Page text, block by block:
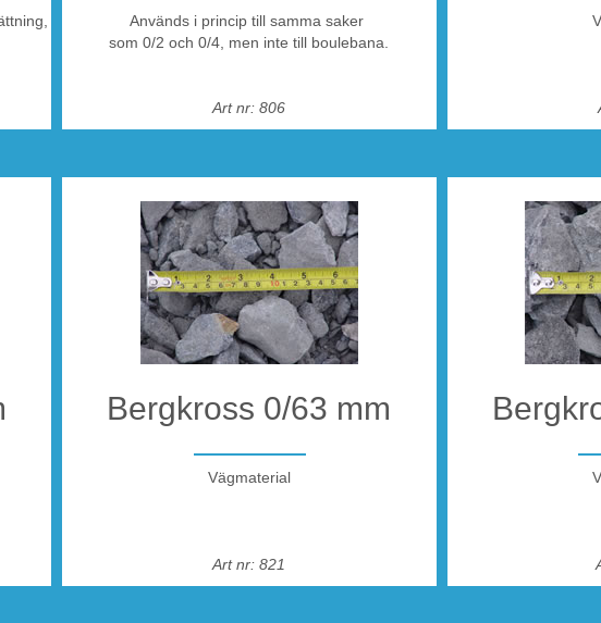
på
Används i princip till samma saker
som 0/2 och 0/4, men inte till boulebana.
Art nr: 806
Bergkross 0/63 mm
Vägmaterial
Art nr: 821